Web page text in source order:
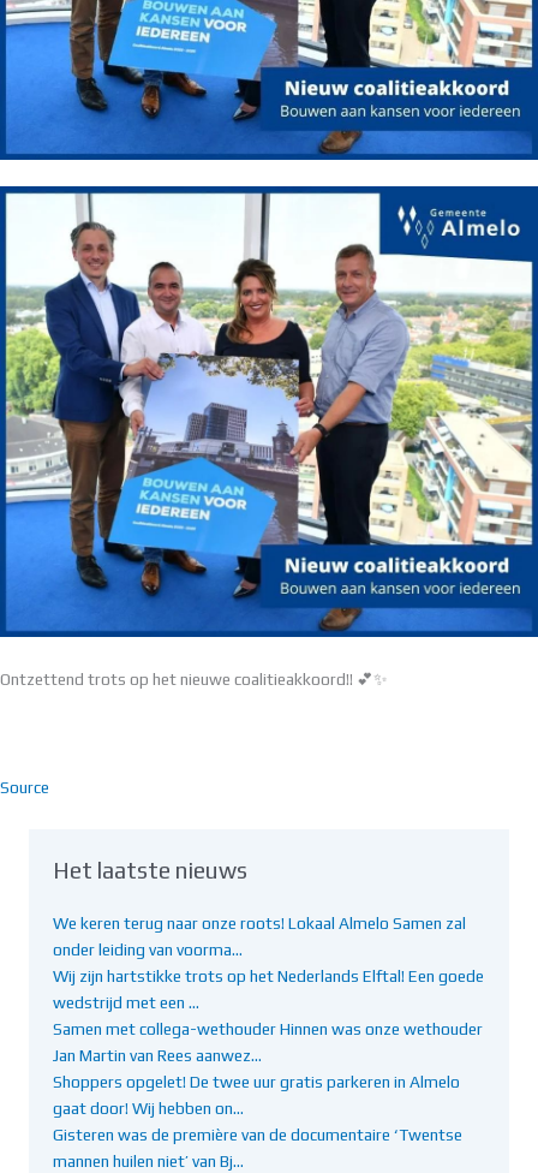
Ontzettend trots op het nieuwe coalitieakkoord!! 💕✨
Source
Het laatste nieuws
We keren terug naar onze roots! Lokaal Almelo Samen zal
onder leiding van voorma…
Wij zijn hartstikke trots op het Nederlands Elftal! Een goede
wedstrijd met een …
Samen met collega-wethouder Hinnen was onze wethouder
Jan Martin van Rees aanwez…
Shoppers opgelet! De twee uur gratis parkeren in Almelo
gaat door! Wij hebben on…
Gisteren was de première van de documentaire ‘Twentse
mannen huilen niet’ van Bj…